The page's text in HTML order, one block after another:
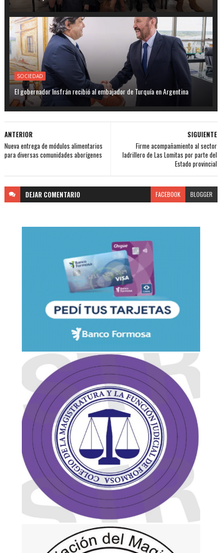
SOCIEDAD
El gobernador Insfrán recibió al embajador de Turquía en Argentina
SIGUIENTE
Firme acompañamiento al sector
ladrillero de Las Lomitas por parte del
Estado provincial
ANTERIOR
Nueva entrega de módulos alimentarios
para diversas comunidades aborígenes
DEJAR COMENTARIO FACEBOOK BLOGGER